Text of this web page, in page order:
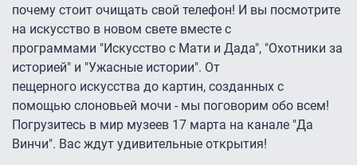
почему стоит очищать свой телефон! И вы посмотрите
на искусство в новом свете вместе с
программами "Искусство с Мати и Дада", "Охотники за
историей" и "Ужасные истории". От
пещерного искусства до картин, созданных с
помощью слоновьей мочи - мы поговорим обо всем!
Погрузитесь в мир музеев 17 марта на канале "Да
Винчи". Вас ждут удивительные открытия!